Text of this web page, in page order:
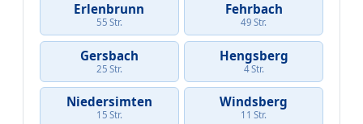
Erlenbrunn
55 Str.
Fehrbach
49 Str.
Gersbach
25 Str.
Hengsberg
4 Str.
Niedersimten
15 Str.
Windsberg
11 Str.